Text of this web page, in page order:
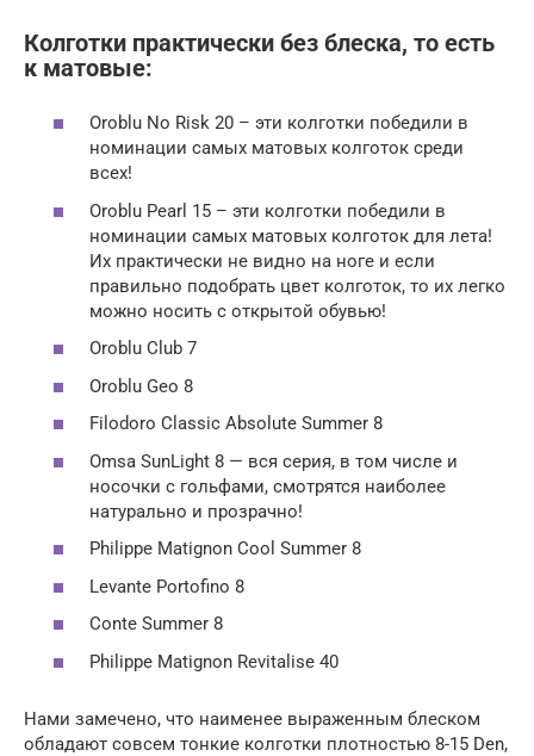
Колготки практически без блеска, то есть
к матовые:
Oroblu No Risk 20 – эти колготки победили в
номинации самых матовых колготок среди
всех!
Oroblu Pearl 15 – эти колготки победили в
номинации самых матовых колготок для лета!
Их практически не видно на ноге и если
правильно подобрать цвет колготок, то их легко
можно носить с открытой обувью!
Oroblu Club 7
Oroblu Geo 8
Filodoro Classic Absolute Summer 8
Omsa SunLight 8 — вся серия, в том числе и
носочки с гольфами, смотрятся наиболее
натурально и прозрачно!
Philippe Matignon Cool Summer 8
Levante Portofino 8
Conte Summer 8
Philippe Matignon Revitalise 40
Нами замечено, что наименее выраженным блеском
обладают совсем тонкие колготки плотностью 8-15 Den,